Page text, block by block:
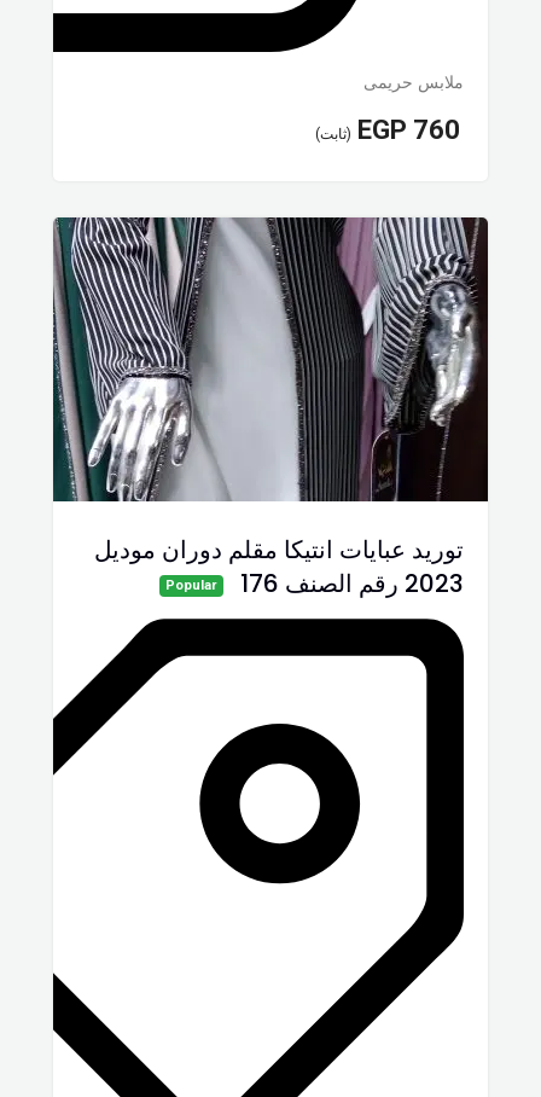
ملابس حريمى
EGP 760 (ثابت)
توريد عبايات انتيكا مقلم دوران موديل
2023 رقم الصنف 176
Popular